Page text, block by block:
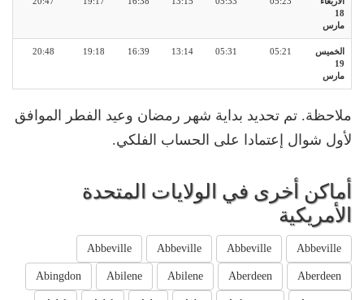
18
مارس
الخميس
19
مارس
05:21
05:31
13:14
16:39
19:18
20:48
ملاحظة. تم تحديد بداية شهر رمضان وعيد الفطر الموافق
لأول شوال إعتمادا على الحساب الفلكي.
أماكن أخرى في الولايات المتحدة
الأمريكية
Abbeville
Abbeville
Abbeville
Abbeville
Aberdeen
Aberdeen
Abilene
Abilene
Abingdon